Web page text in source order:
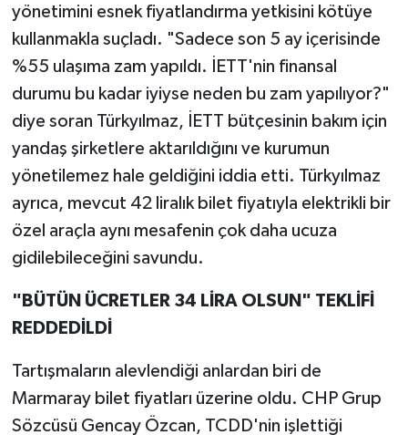
yönetimini esnek fiyatlandırma yetkisini kötüye
kullanmakla suçladı. "Sadece son 5 ay içerisinde
%55 ulaşıma zam yapıldı. İETT'nin finansal
durumu bu kadar iyiyse neden bu zam yapılıyor?"
diye soran Türkyılmaz, İETT bütçesinin bakım için
yandaş şirketlere aktarıldığını ve kurumun
yönetilemez hale geldiğini iddia etti. Türkyılmaz
ayrıca, mevcut 42 liralık bilet fiyatıyla elektrikli bir
özel araçla aynı mesafenin çok daha ucuza
gidilebileceğini savundu.
"BÜTÜN ÜCRETLER 34 LİRA OLSUN" TEKLİFİ
REDDEDİLDİ
Tartışmaların alevlendiği anlardan biri de
Marmaray bilet fiyatları üzerine oldu. CHP Grup
Sözcüsü Gencay Özcan, TCDD'nin işlettiği